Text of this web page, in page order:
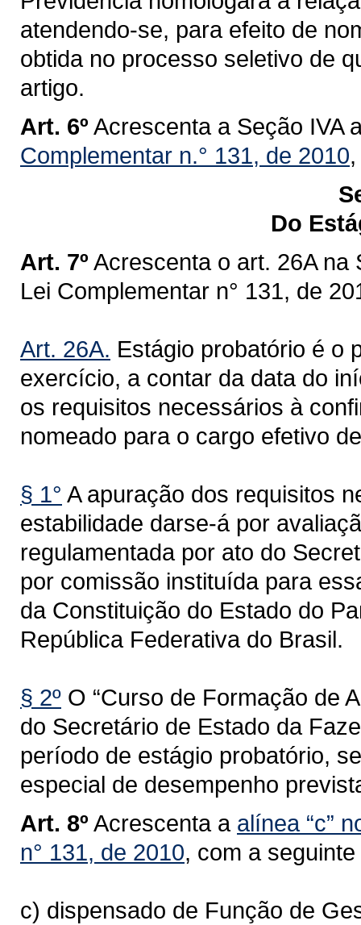
atendendo-se, para efeito de
obtida no processo seletivo de
artigo.
Art. 6º Acrescenta a Seção IVA
Complementar n.° 131, de 2010
Do
Art. 7º Acrescenta o art. 26A na
Lei Complementar n° 131, de
Art. 26A. Estágio probatório é o
exercício, a contar da data do
os requisitos necessários à
nomeado para o cargo efetivo
§ 1° A apuração dos requisitos
estabilidade darse-á por
regulamentada por ato do
por comissão instituída para
da Constituição do Estado do
República Federativa do Brasil.
§ 2º O “Curso de Formação de
do Secretário de Estado da
período de estágio probatório,
especial de desempenho
Art. 8º Acrescenta a alínea “c”
n° 131, de 2010, com a
c) dispensado de Função de